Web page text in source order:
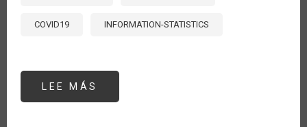
COVID19 INFORMATION-STATISTICS
LEE MÁS
PAÍSES